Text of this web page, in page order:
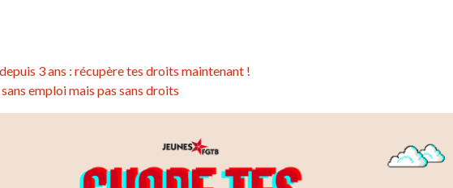
3 ans : récupère tes droits maintenant !
emploi mais pas sans droits